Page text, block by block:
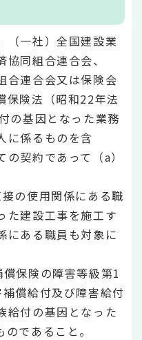
（一社）全国建設業
同組合連合会、
合連合会又は保険会
保険法（昭和22年法
の基因となった業務
に係るものを含
契約であって（a）
の使用関係にある職
た建設工事を施工す
にある職員も対象に
償保険の障害等級第1
償給付及び障害給付
給付の基因となった
であること。